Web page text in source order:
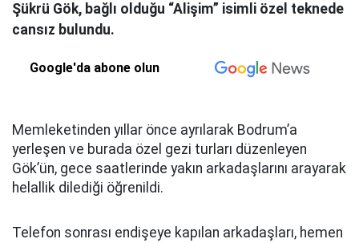
Şükrü Gök, bağlı olduğu “Alişim” isimli özel teknede
cansız bulundu.
Google'da abone olun
Memleketinden yıllar önce ayrılarak Bodrum’a
yerleşen ve burada özel gezi turları düzenleyen
Gök’ün, gece saatlerinde yakın arkadaşlarını arayarak
helallik dilediği öğrenildi.
Telefon sonrası endişeye kapılan arkadaşları, hemen